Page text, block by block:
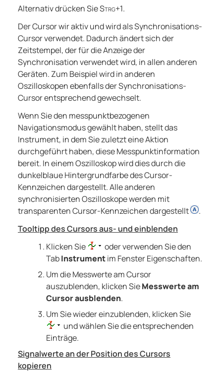
Alternativ drücken SieStrg+1.
Der Cursor wir aktiv und wird als Synchronisations-
Cursor verwendet. Dadurch ändert sich der
Zeitstempel, der für die Anzeige der
Synchronisation verwendet wird, in allen anderen
Geräten. Zum Beispiel wird in anderen
Oszilloskopen ebenfalls der Synchronisations-
Cursor entsprechend gewechselt.
Wenn Sie den messpunktbezogenen
Navigationsmodus gewählt haben, stellt das
Instrument, in dem Sie zuletzt eine Aktion
durchgeführt haben, diese Messpunktinformation
bereit. In einem Oszilloskop wird dies durch die
dunkelblaue Hintergrundfarbe des Cursor-
Kennzeichen dargestellt. Alle anderen
synchronisierten Oszilloskope werden mit
transparenten Cursor-Kennzeichen dargestellt
.
Tooltipp des Cursors aus- und einblenden
Klicken Sie
oder verwenden Sie den
TabInstrumentim Fenster Eigenschaften.
Um die Messwerte am Cursor
auszublenden, klicken SieMesswerte am
Cursor ausblenden.
Um Sie wieder einzublenden, klicken Sie
und wählen Sie die entsprechenden
Einträge.
Signalwerte an der Position des Cursors
kopieren